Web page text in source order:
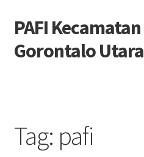
Skip
to
navigation
Skip
to
content
PAFI Kecamatan
Gorontalo Utara
Privacy Policy
Tag: pafi